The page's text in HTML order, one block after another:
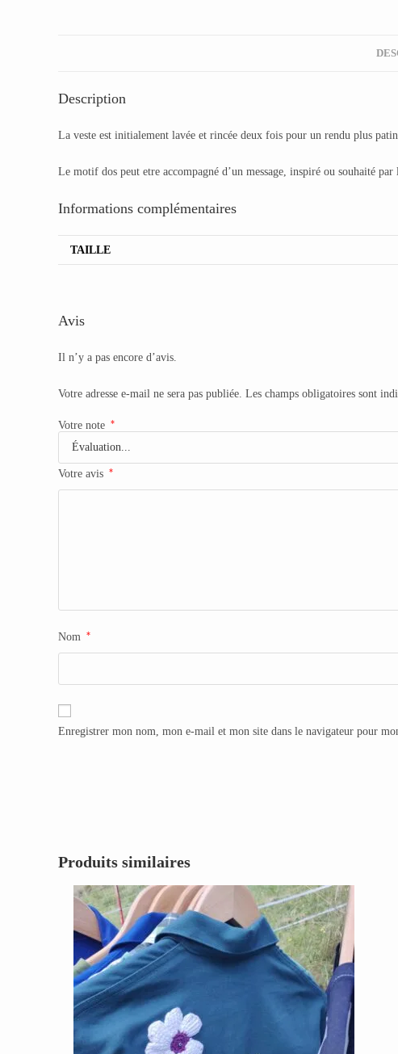
Description
La veste est initialement lavée et rincée deux fois pour un rendu plus
Le motif dos peut etre accompagné d’un message, inspiré ou souhaité
Informations complémentaires
TAILLE
Avis
Il n’y a pas encore d’avis.
Votre adresse e-mail ne sera pas publiée. Les champs obligatoires sont
Votre note *
Votre avis *
Nom *
Enregistrer mon nom, mon e-mail et mon site dans le navigateur pour
Produits similaires